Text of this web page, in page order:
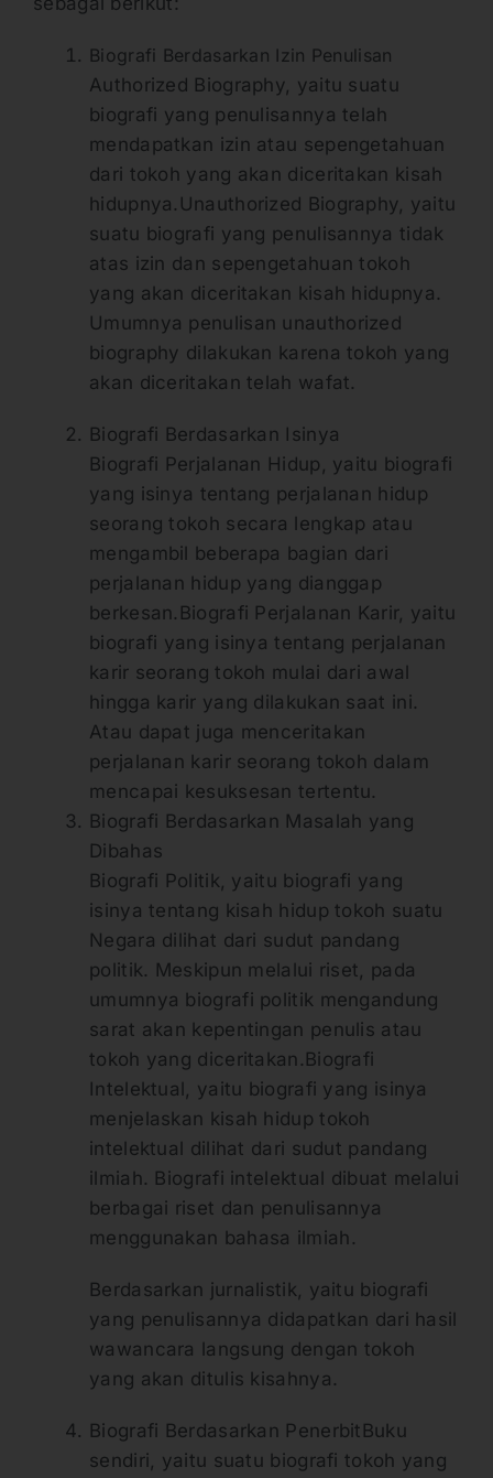
Biografi Berdasarkan Izin Penulisan
Authorized Biography, yaitu suatu
biografi yang penulisannya telah
mendapatkan izin atau sepengetahuan
dari tokoh yang akan diceritakan kisah
hidupnya.Unauthorized Biography, yaitu
suatu biografi yang penulisannya tidak
atas izin dan sepengetahuan tokoh
yang akan diceritakan kisah hidupnya.
Umumnya penulisan unauthorized
biography dilakukan karena tokoh yang
akan diceritakan telah wafat.
Biografi Berdasarkan Isinya
Biografi Perjalanan Hidup, yaitu biografi
yang isinya tentang perjalanan hidup
seorang tokoh secara lengkap atau
mengambil beberapa bagian dari
perjalanan hidup yang dianggap
berkesan.Biografi Perjalanan Karir, yaitu
biografi yang isinya tentang perjalanan
karir seorang tokoh mulai dari awal
hingga karir yang dilakukan saat ini.
Atau dapat juga menceritakan
perjalanan karir seorang tokoh dalam
mencapai kesuksesan tertentu.
Biografi Berdasarkan Masalah yang
Dibahas
Biografi Politik, yaitu biografi yang
isinya tentang kisah hidup tokoh suatu
Negara dilihat dari sudut pandang
politik. Meskipun melalui riset, pada
umumnya biografi politik mengandung
sarat akan kepentingan penulis atau
tokoh yang diceritakan.Biografi
Intelektual, yaitu biografi yang isinya
menjelaskan kisah hidup tokoh
intelektual dilihat dari sudut pandang
ilmiah. Biografi intelektual dibuat melalui
berbagai riset dan penulisannya
menggunakan bahasa ilmiah.
Berdasarkan jurnalistik, yaitu biografi
yang penulisannya didapatkan dari hasil
wawancara langsung dengan tokoh
yang akan ditulis kisahnya.
Biografi Berdasarkan PenerbitBuku
sendiri, yaitu suatu biografi tokoh yang